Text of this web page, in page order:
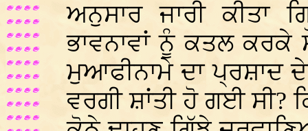
ਅਨੁਸਾਰ ਜਾਰੀ ਕੀਤਾ
ਭਾਵਨਾਵਾਂ ਨੂੰ ਕਤਲ ਕਰਕੇ
ਮੁਆਫੀਨਾਮੇ ਦਾ ਪ੍ਰਸ਼ਾਦ
ਵਰਗੀ ਸ਼ਾਂਤੀ ਹੋ ਗਈ ਸੀ?